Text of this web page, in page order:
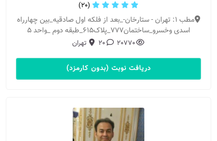
(20)
مطب 1: تهران - ستارخان-_بعد از فلکه اول صادقیه_بین چهارراه
اسدی وخسرو_ساختمان777_پلاک615_طبقه دوم _واحد 5
20770
20 تهران
دریافت نوبت (بدون کارمزد)